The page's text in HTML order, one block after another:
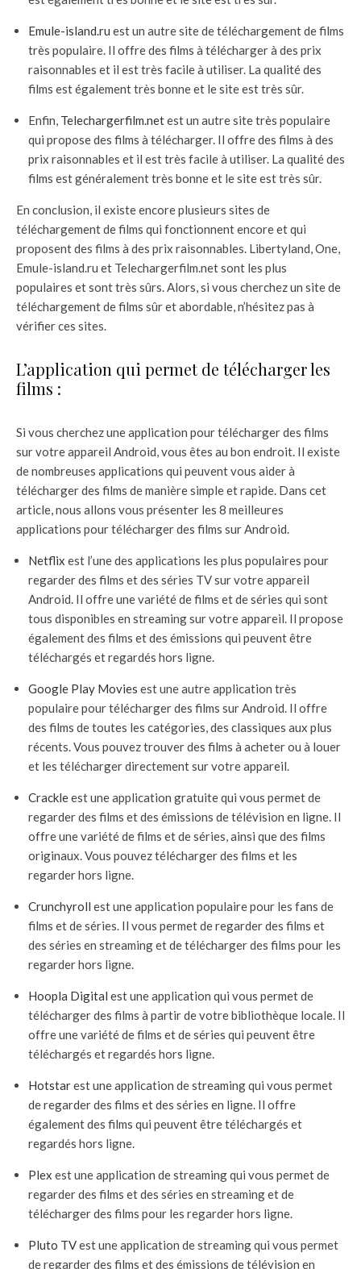
Emule-island.ru est un autre site de téléchargement de films
très populaire. Il offre des films à télécharger à des prix
raisonnables et il est très facile à utiliser. La qualité des
films est également très bonne et le site est très sûr.
Enfin, Telechargerfilm.netest un autre site très populaire
qui propose des films à télécharger. Il offre des films à des
prix raisonnables et il est très facile à utiliser. La qualité des
films est généralement très bonne et le site est très sûr.
En conclusion, il existe encore plusieurs sites de
téléchargement de films qui fonctionnent encore et qui
proposent des films à des prix raisonnables. Libertyland, One,
Emule-island.ru et Telechargerfilm.net sont les plus
populaires et sont très sûrs. Alors, si vous cherchez un site de
téléchargement de films sûr et abordable, n’hésitez pas à
vérifier ces sites.
L’application qui permet de télécharger les
films :
Si vous cherchez une application pour télécharger des films
sur votre appareil Android, vous êtes au bon endroit. Il existe
de nombreuses applications qui peuvent vous aider à
télécharger des films de manière simple et rapide. Dans cet
article, nous allons vous présenter les 8 meilleures
applications pour télécharger des films sur Android.
Netflix est l’une des applications les plus populaires pour
regarder des films et des séries TV sur votre appareil
Android. Il offre une variété de films et de séries qui sont
tous disponibles en streaming sur votre appareil. Il propose
également des films et des émissions qui peuvent être
téléchargés et regardés hors ligne.
Google Play Movies est une autre application très
populaire pour télécharger des films sur Android. Il offre
des films de toutes les catégories, des classiques aux plus
récents. Vous pouvez trouver des films à acheter ou à louer
et les télécharger directement sur votre appareil.
Crackleest une application gratuite qui vous permet de
regarder des films et des émissions de télévision en ligne. Il
offre une variété de films et de séries, ainsi que des films
originaux. Vous pouvez télécharger des films et les
regarder hors ligne.
Crunchyroll est une application populaire pour les fans de
films et de séries. Il vous permet de regarder des films et
des séries en streaming et de télécharger des films pour les
regarder hors ligne.
Hoopla Digital est une application qui vous permet de
télécharger des films à partir de votre bibliothèque locale. Il
offre une variété de films et de séries qui peuvent être
téléchargés et regardés hors ligne.
Hotstarest une application de streaming qui vous permet
de regarder des films et des séries en ligne. Il offre
également des films qui peuvent être téléchargés et
regardés hors ligne.
Plex est une application de streaming qui vous permet de
regarder des films et des séries en streaming et de
télécharger des films pour les regarder hors ligne.
Pluto TVest une application de streaming qui vous permet
de regarder des films et des émissions de télévision en